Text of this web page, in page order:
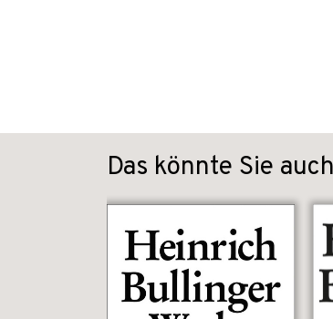
Das könnte Sie